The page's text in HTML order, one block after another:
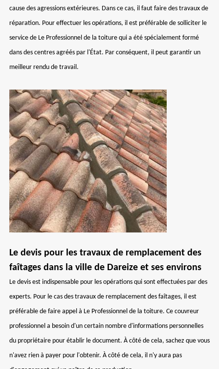
cause des agressions extérieures. Dans ce cas, il faut faire des travaux de
réparation. Pour effectuer les opérations, il est préférable de solliciter le
service de Le Professionnel de la toiture qui a été spécialement formé
dans des centres agréés par l'État. Par conséquent, il peut garantir un
meilleur rendu de travail.
Le devis pour les travaux de remplacement des
faîtages dans la ville de Dareize et ses environs
Le devis est indispensable pour les opérations qui sont effectuées par des
experts. Pour le cas des travaux de remplacement des faîtages, il est
préférable de faire appel à Le Professionnel de la toiture. Ce couvreur
professionnel a besoin d'un certain nombre d'informations personnelles
du propriétaire pour établir le document. À côté de cela, sachez que vous
n'avez rien à payer pour l'obtenir. À côté de cela, il n'y aura pas